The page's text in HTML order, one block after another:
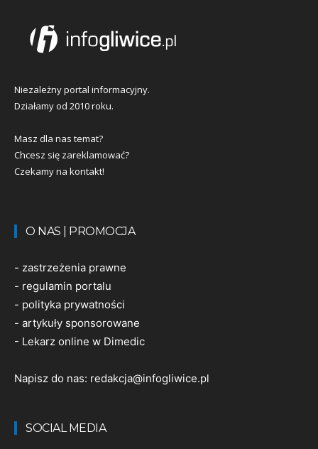
Niezależny portal informacyjny.
Działamy od 2010 roku.
Masz dla nas temat?
Chcesz się zareklamować?
Czekamy na kontakt!
O NAS | PROMOCJA
- zastrzeżenia prawne
- regulamin portalu
- polityka prywatności
- artykuły sponsorowane
- Lekarz online w Dimedic
Napisz do nas: redakcja@infogliwice.pl
SOCIAL MEDIA